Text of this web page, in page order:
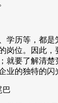
学历等，都是
岗位。因此
就要了解清楚
业的独特的闪
巴